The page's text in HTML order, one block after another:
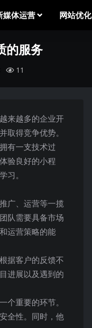
媒体运营 网站优化
的服务
11
来越多的企业开
得竞争优势。
有一支技术过
验良好的小程
习。
广、运营等一揽
队需要具备市场
运营策略的能
据客户的反馈不
进展以及遇到的
重要的环节。
全性。同时，他